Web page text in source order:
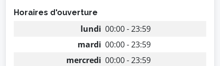
Horaires d'ouverture
lundi 00:00 - 23:59
mardi 00:00 - 23:59
mercredi 00:00 - 23:59